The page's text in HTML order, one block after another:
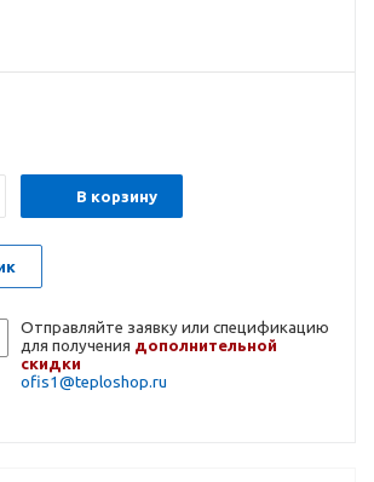
В корзину
Отправляйте заявку или спецификацию
для получения дополнительной
скидки
ofis1@teploshop.ru